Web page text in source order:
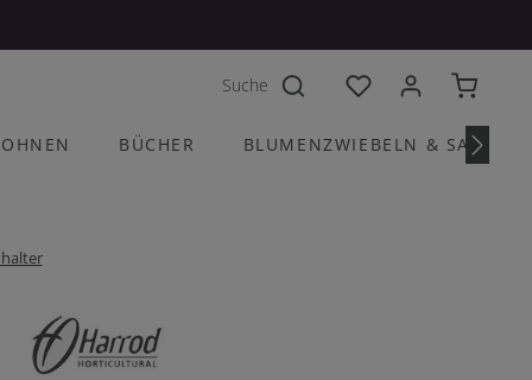
Du hast 0 Produkte
BÜCHER BLUMENZWIEBELN &